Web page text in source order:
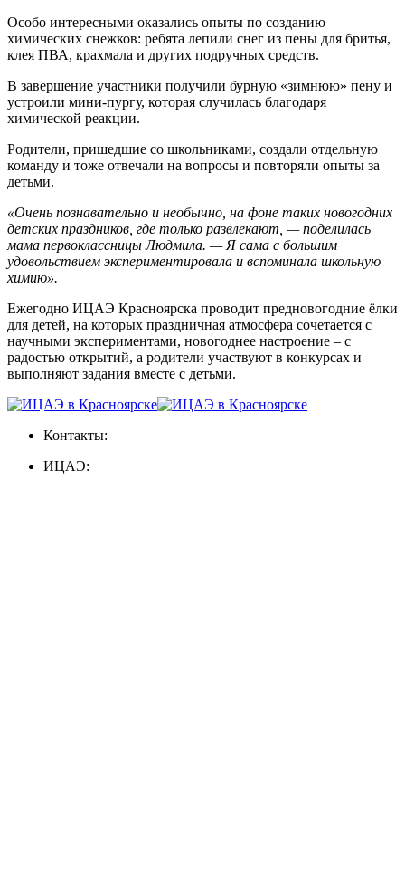
Особо интересными оказались опыты по созданию
химических снежков: ребята лепили снег из пены для бритья,
клея ПВА, крахмала и других подручных средств.
В завершение участники получили бурную «зимнюю» пену и
устроили мини-пургу, которая случилась благодаря
химической реакции.
Родители, пришедшие со школьниками, создали отдельную
команду и тоже отвечали на вопросы и повторяли опыты за
детьми.
«Очень познавательно и необычно, на фоне таких новогодних
детских праздников, где только развлекают, — поделилась
мама первоклассницы Людмила. — Я сама с большим
удовольствием экспериментировала и вспоминала школьную
химию».
Ежегодно ИЦАЭ Красноярска проводит предновогодние ёлки
для детей, на которых праздничная атмосфера сочетается с
научными экспериментами, новогоднее настроение – с
радостью открытий, а родители участвуют в конкурсах и
выполняют задания вместе с детьми.
Контакты:
ИЦАЭ: